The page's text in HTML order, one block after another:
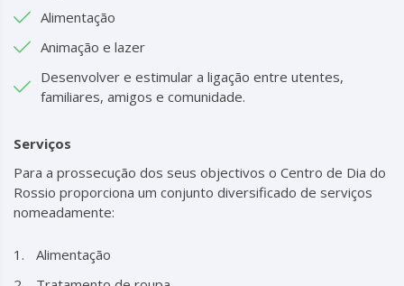
Alimentação
Animação e lazer
Desenvolver e estimular a ligação entre utentes,
familiares, amigos e comunidade.
Serviços
Para a prossecução dos seus objectivos o Centro de Dia do
Rossio proporciona um conjunto diversificado de serviços
nomeadamente:
Alimentação